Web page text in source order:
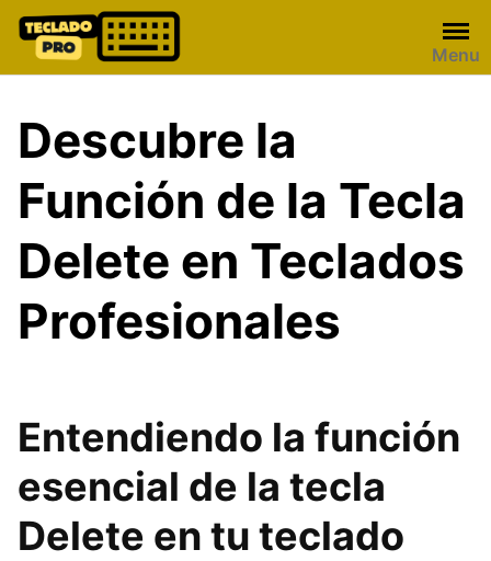
Skip
content
Menu
Descubre la
Función de la Tecla
Delete en Teclados
Profesionales
Entendiendo la función
esencial de la tecla
Delete en tu teclado